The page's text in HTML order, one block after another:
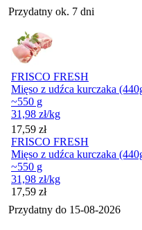
Przydatny ok. 7 dni
FRISCO FRESH
Mięso z udźca kurczaka
~550 g
31,98 zł/kg
Cena
17,59 zł
FRISCO FRESH
Mięso z udźca kurczaka
~550 g
31,98 zł/kg
Cena
17,59 zł
Przydatny do 15-08-2026